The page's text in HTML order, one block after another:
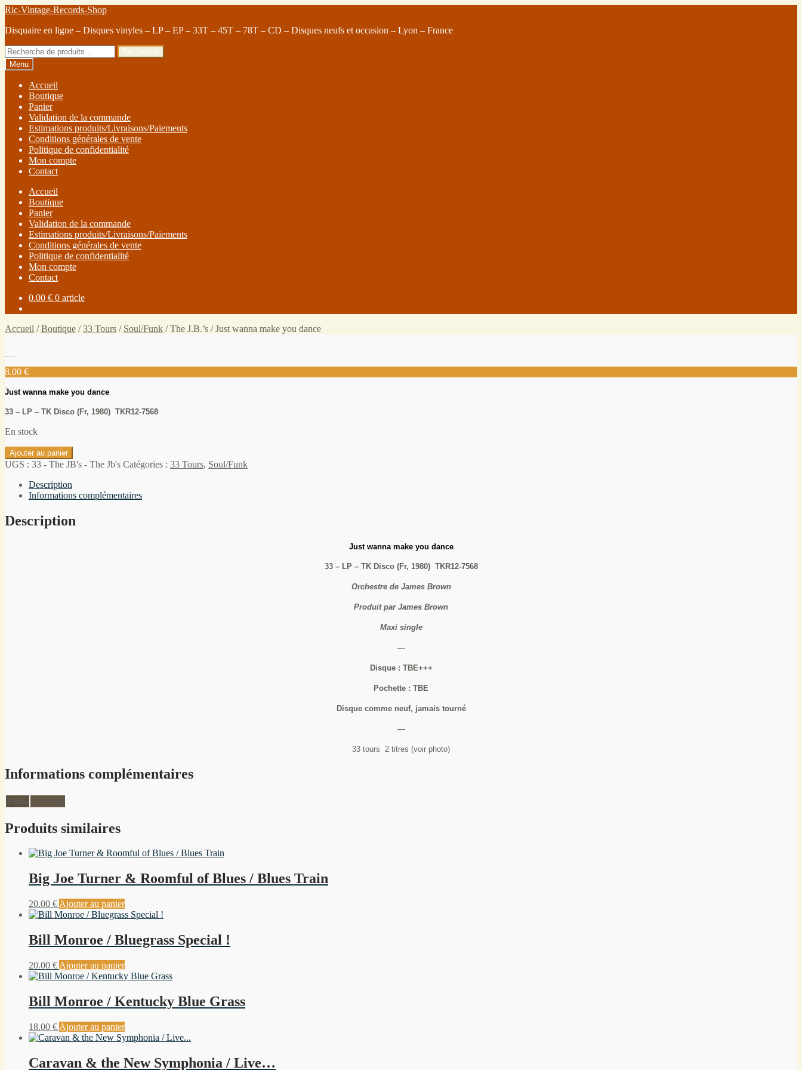
Ric-Vintage-Records-Shop
Disquaire en ligne – Disques vinyles – LP – EP – 33T – 45T – 78T – CD – Disques neufs et occasion – Lyon – France
Recherche
Menu
Accueil
Boutique
Panier
Validation de la commande
Estimations produits/Livraisons/Paiements
Conditions générales de vente
Politique de confidentialité
Mon compte
Contact
Accueil
Boutique
Panier
Validation de la commande
Estimations produits/Livraisons/Paiements
Conditions générales de vente
Politique de confidentialité
Mon compte
Contact
0.00 € 0 article
Accueil /Boutique /33 Tours / Soul/Funk /The J.B.’s / Just wanna make you dance
8.00 €
Just wanna make you dance
33 – LP – TK Disco (Fr, 1980) TKR12-7568
En stock
Ajouter au panier
UGS : 33 - The JB's - The Jb's Catégories : 33 Tours, Soul/Funk
Description
Informations complémentaires
Description
Just wanna make you dance
33 – LP – TK Disco (Fr, 1980) TKR12-7568
Orchestre de James Brown
Produit par James Brown
Maxi single
—
Disque : TBE+++
Pochette : TBE
Disque comme neuf, jamais tourné
—
33 tours 2 titres (voir photo)
Informations complémentaires
Poids
Produits similaires
Big Joe Turner & Roomful of Blues / Blues Train
20.00 € Ajouter au panier
Bill Monroe / Bluegrass Special !
20.00 € Ajouter au panier
Bill Monroe / Kentucky Blue Grass
18.00 € Ajouter au panier
Caravan & the New Symphonia / Live…